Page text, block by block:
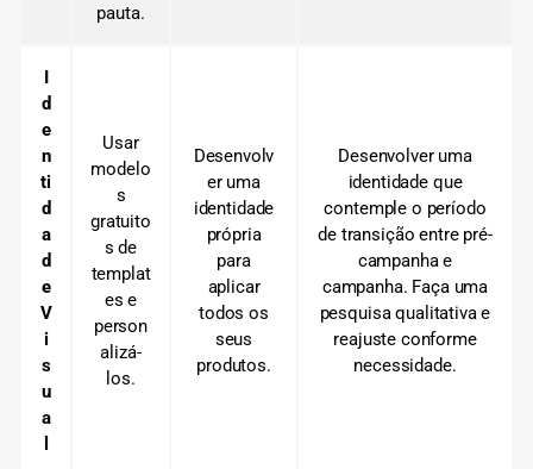
pauta.
I
d
e
n
ti
d
a
d
e
V
i
s
u
a
Usar
modelo
s
gratuito
s de
templat
es e
person
alizá-
los.
Desenvolv
er uma
identidade
própria
para
aplicar
todos os
seus
produtos.
Desenvolver uma
identidade que
contemple o período
de transição entre pré-
campanha e
campanha. Faça uma
pesquisa qualitativa e
reajuste conforme
necessidade.